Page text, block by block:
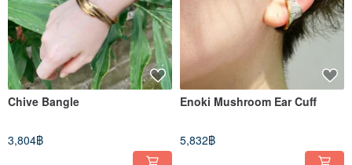
Chive Bangle
3,804฿
Enoki Mushroom Ear Cuff
5,832฿